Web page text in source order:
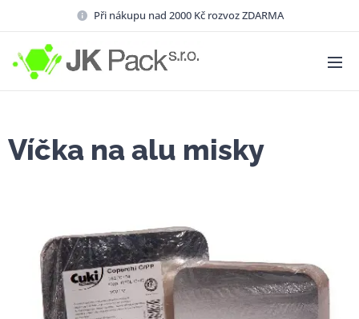
Při nákupu nad 2000 Kč rozvoz ZDARMA
Víčka na alu misky